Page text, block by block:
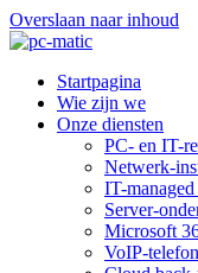
Overslaan naar inhoud
Startpagina
Wie zijn we
Onze diensten
PC- en IT-
Netwerk-
IT-managed
Server-
Microsoft
VoIP-